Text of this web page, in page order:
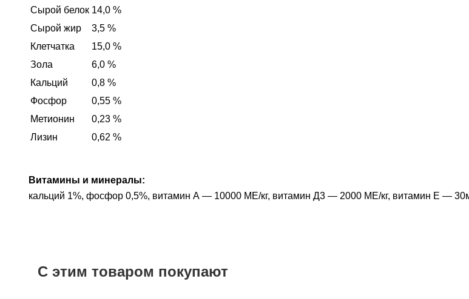
Сырой белок 14,0 %
Сырой жир
3,5 %
Клетчатка
15,0 %
Зола
6,0 %
Кальций
0,8 %
Фосфор
0,55 %
Метионин
0,23 %
Лизин
0,62 %
Витамины и минералы:
кальций 1%, фосфор 0,5%, витамин А — 10000 МЕ/кг, витамин Д3 — 2000 МЕ/кг, витамин Е —
С этим товаром покупают